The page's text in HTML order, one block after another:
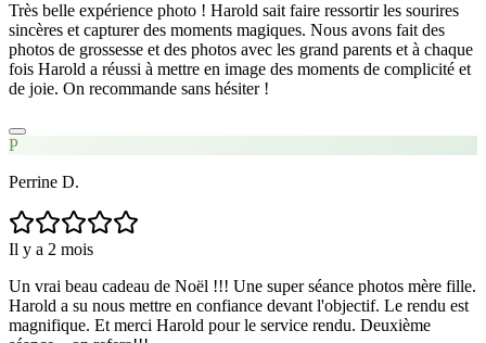
Très belle expérience photo ! Harold sait faire ressortir les sourires
sincères et capturer des moments magiques. Nous avons fait des
photos de grossesse et des photos avec les grand parents et à chaque
fois Harold a réussi à mettre en image des moments de complicité et
de joie. On recommande sans hésiter !
P
Perrine D.
Il y a 2 mois
Un vrai beau cadeau de Noël !!! Une super séance photos mère fille.
Harold a su nous mettre en confiance devant l'objectif. Le rendu est
magnifique. Et merci Harold pour le service rendu. Deuxième